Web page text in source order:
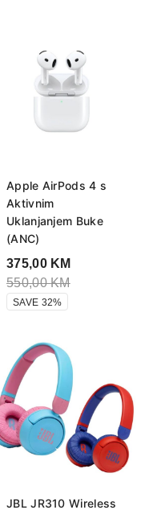
Apple AirPods 4 s
Aktivnim
Uklanjanjem Buke
(ANC)
375,00 KM
550,00KM
SAVE 32%
JBL JR310 Wireless